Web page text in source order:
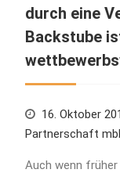
durch eine
Backstube
16. Oktober
Partnerschaft
Auch wenn